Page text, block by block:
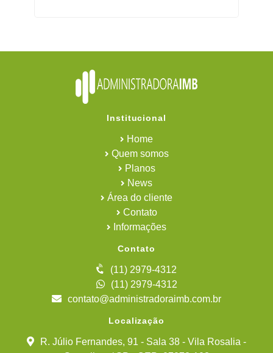
Institucional
Home
Quem somos
Planos
News
Área do cliente
Contato
Informações
Contato
(11) 2979-4312
(11) 2979-4312
contato@administradoraimb.com.br
Localização
R. Júlio Fernandes, 91 - Sala 38 - Vila Rosalia -